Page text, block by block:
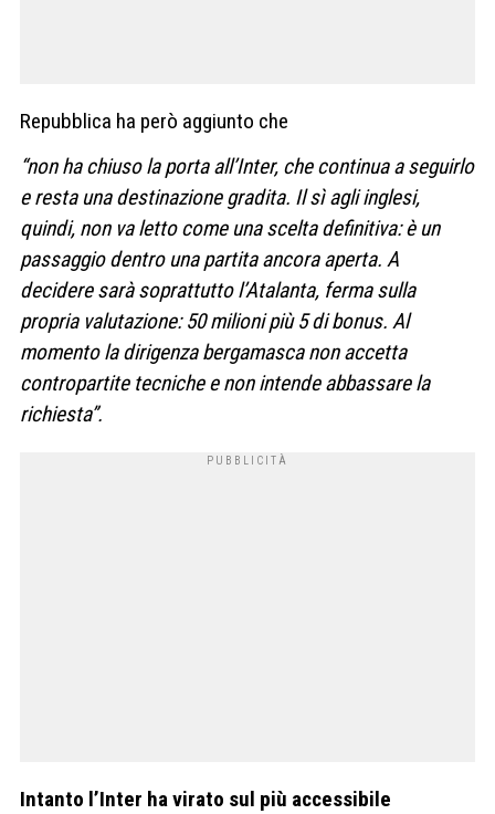
Repubblica ha però aggiunto che
“non ha chiuso la porta all’Inter, che continua a seguirlo
e resta una destinazione gradita. Il sì agli inglesi,
quindi, non va letto come una scelta definitiva: è un
passaggio dentro una partita ancora aperta. A
decidere sarà soprattutto l’Atalanta, ferma sulla
propria valutazione: 50 milioni più 5 di bonus. Al
momento la dirigenza bergamasca non accetta
contropartite tecniche e non intende abbassare la
richiesta”.
Intanto l’Inter ha virato sul più accessibile